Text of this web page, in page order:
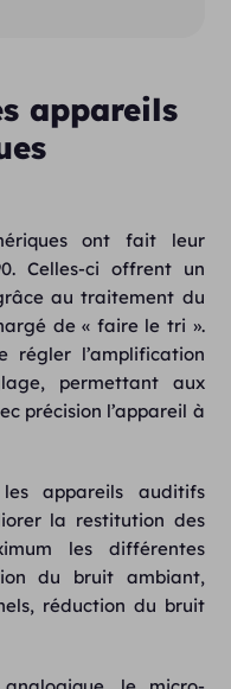
appareils
ont fait leur
Celles-ci offrent un
au traitement du
de « faire le tri ».
régler l’amplification
permettant aux
précision l’appareil à
appareils auditifs
la restitution des
les différentes
du bruit ambiant,
réduction du bruit